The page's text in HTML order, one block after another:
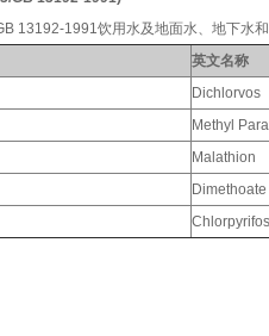
1991饮用水及地面水、地下水
英文名称
Dichlorvos
Methyl
Malathion
Dimethoate
Chlorpyrifos